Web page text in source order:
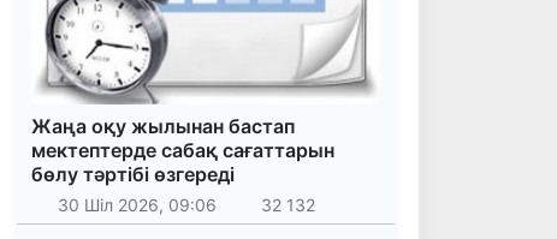
Жаңа оқу жылынан бастап
мектептерде сабақ сағаттарын
бөлу тәртібі өзгереді
30 Шіл 2026, 09:06 32 132